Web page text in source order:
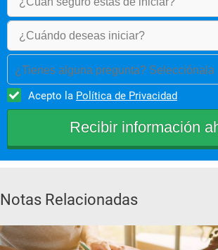
¿Tienes alguna pregunta? Selecciónala
Acepto la Política de Privacidad
Notas Relacionadas